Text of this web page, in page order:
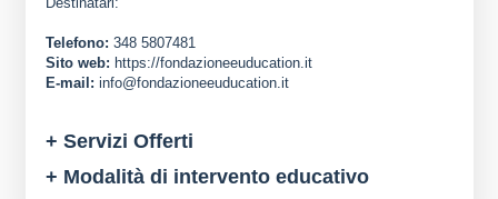
Telefono: 348 5807481
Sito web: https://fondazioneeuducation.it
E-mail: info@fondazioneeuducation.it
+ Servizi Offerti
+ Modalità di intervento educativo